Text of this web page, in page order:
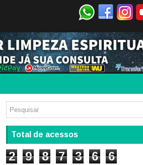
Total de acessos
2 9 8 7 3 6 6